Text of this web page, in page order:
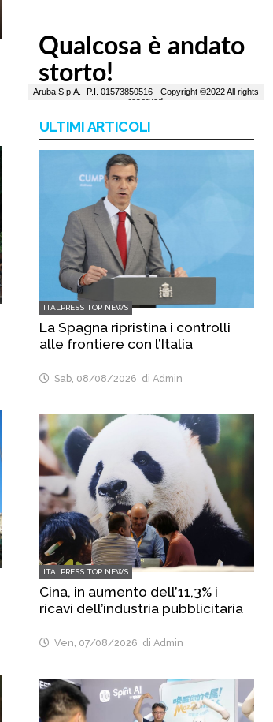
ULTIMI ARTICOLI
ITALPRESS TOP NEWS
La Spagna ripristina i controlli
alle frontiere con l’Italia
Sab, 08/08/2026 di Admin
ITALPRESS TOP NEWS
Cina, in aumento dell’11,3% i
ricavi dell’industria pubblicitaria
Ven, 07/08/2026 di Admin